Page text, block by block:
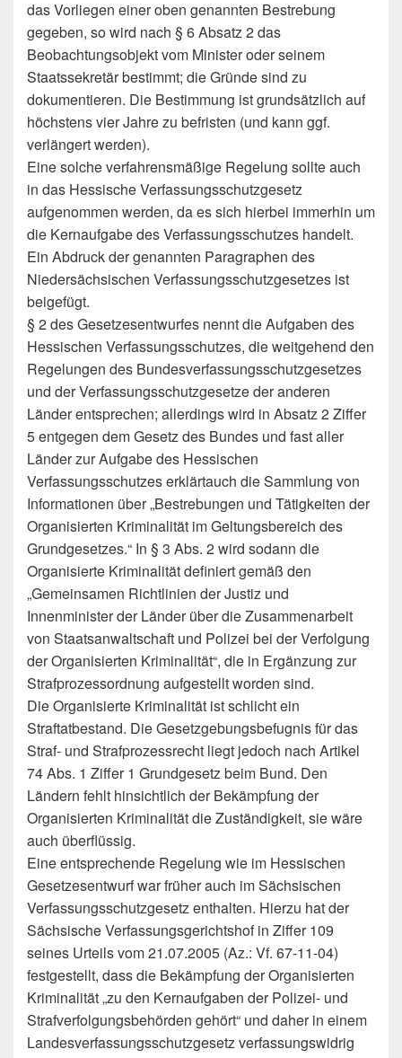
das Vorliegen einer oben genannten Bestrebung
gegeben, so wird nach § 6 Absatz 2 das
Beobachtungsobjekt vom Minister oder seinem
Staatssekretär bestimmt; die Gründe sind zu
dokumentieren. Die Bestimmung ist grundsätzlich auf
höchstens vier Jahre zu befristen (und kann ggf.
verlängert werden).
Eine solche verfahrensmäßige Regelung sollte auch
in das Hessische Verfassungsschutzgesetz
aufgenommen werden, da es sich hierbei immerhin um
die Kernaufgabe des Verfassungsschutzes handelt.
Ein Abdruck der genannten Paragraphen des
Niedersächsischen Verfassungsschutzgesetzes ist
beigefügt.
§ 2 des Gesetzesentwurfes nennt die Aufgaben des
Hessischen Verfassungsschutzes, die weitgehend den
Regelungen des Bundesverfassungsschutzgesetzes
und der Verfassungsschutzgesetze der anderen
Länder entsprechen; allerdings wird in Absatz 2 Ziffer
5 entgegen dem Gesetz des Bundes und fast aller
Länder zur Aufgabe des Hessischen
Verfassungsschutzes erklärtauch die Sammlung von
Informationen über „Bestrebungen und Tätigkeiten der
Organisierten Kriminalität im Geltungsbereich des
Grundgesetzes.“ In § 3 Abs. 2 wird sodann die
Organisierte Kriminalität definiert gemäß den
„Gemeinsamen Richtlinien der Justiz und
Innenminister der Länder über die Zusammenarbeit
von Staatsanwaltschaft und Polizei bei der Verfolgung
der Organisierten Kriminalität“, die in Ergänzung zur
Strafprozessordnung aufgestellt worden sind.
Die Organisierte Kriminalität ist schlicht ein
Straftatbestand. Die Gesetzgebungsbefugnis für das
Straf- und Strafprozessrecht liegt jedoch nach Artikel
74 Abs. 1 Ziffer 1 Grundgesetz beim Bund. Den
Ländern fehlt hinsichtlich der Bekämpfung der
Organisierten Kriminalität die Zuständigkeit, sie wäre
auch überflüssig.
Eine entsprechende Regelung wie im Hessischen
Gesetzesentwurf war früher auch im Sächsischen
Verfassungsschutzgesetz enthalten. Hierzu hat der
Sächsische Verfassungsgerichtshof in Ziffer 109
seines Urteils vom 21.07.2005 (Az.: Vf. 67-11-04)
festgestellt, dass die Bekämpfung der Organisierten
Kriminalität „zu den Kernaufgaben der Polizei- und
Strafverfolgungsbehörden gehört“ und daher in einem
Landesverfassungsschutzgesetz verfassungswidrig